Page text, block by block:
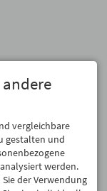
keinen Spam.
vergleichbare
gestalten und
werden.
der Verwendung